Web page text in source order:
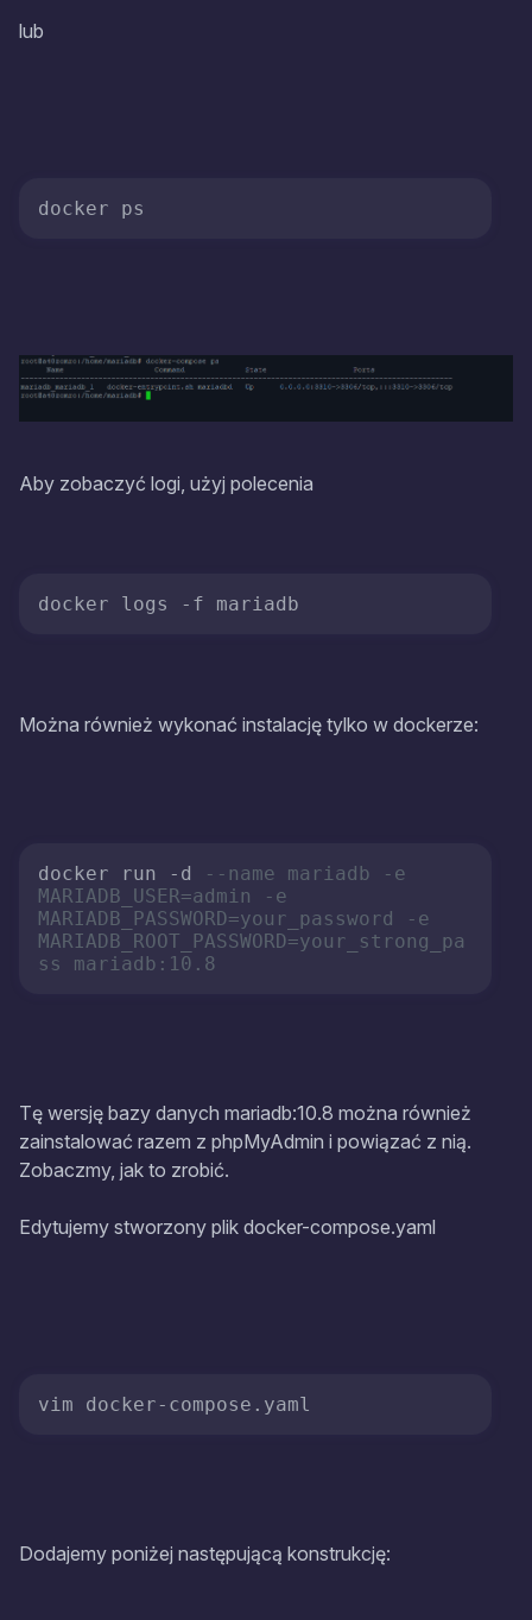
lub
Aby zobaczyć logi, użyj polecenia
Można również wykonać instalację tylko w dockerze:
docker run -d
--name mariadb -e
MARIADB_USER=admin -e
MARIADB_PASSWORD=your_password -e
MARIADB_ROOT_PASSWORD=your_strong_pa
ss mariadb:10.8
Tę wersję bazy danych mariadb:10.8 można również
zainstalować razem z phpMyAdmin i powiązać z nią.
Zobaczmy, jak to zrobić.
Edytujemy stworzony plik docker-compose.yaml
Dodajemy poniżej następującą konstrukcję: